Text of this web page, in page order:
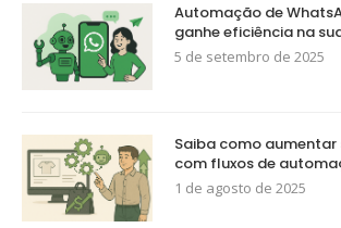
Automação de
ganhe eficiência na
5 de setembro de 2025
Saiba como
com fluxos de
1 de agosto de 2025